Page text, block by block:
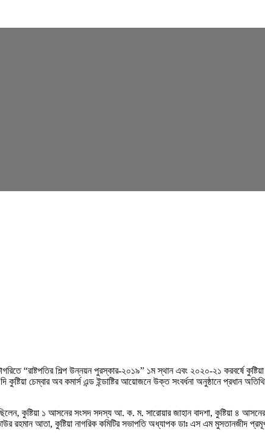
“রাষ্টপতির শিল্প উন্নয়ন পুরস্কার-২০১৯” ১ম স্থান এবং ২০২০-২১ করবর্ষে
চেম্বার অব কমার্স এন্ড ইন্ডাষ্টির আয়োজনে উক্ত সংবর্ধনা অনুষ্ঠানে প্রধান
ছিলেন, কুষ্টিয়া ১ আসনের সংসদ সদস্য আ. ক. ম. সারোয়ার জাহান বাদশা, কুষ্টিয়া ৪
রহমান আতা, কুষ্টিয়া নাগরিক কমিটির সভাপতি অধ্যাপক ডাঃ এস এম মুসতানজীদ